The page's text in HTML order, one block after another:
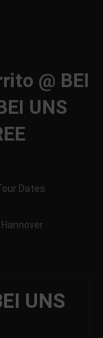
@ BEI
UNS
Dates
UNS